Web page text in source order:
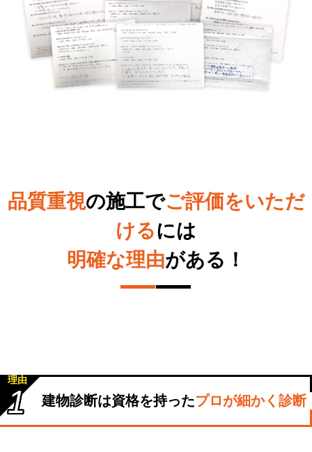
品質重視の施工でご評価をいただ
けるには
明確な理由がある！
理由
1 建物診断は資格を持ったプロが細かく診断